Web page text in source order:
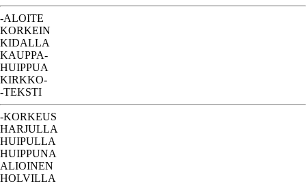
-ALOITE
KORKEIN
KIDALLA
KAUPPA-
HUIPPUA
KIRKKO-
-TEKSTI
-KORKEUS
HARJULLA
HUIPULLA
HUIPPUNA
ALIOINEN
HOLVILLA